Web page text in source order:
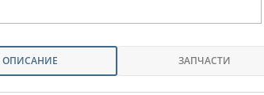
ОПИСАНИЕ ЗАПЧАСТИ